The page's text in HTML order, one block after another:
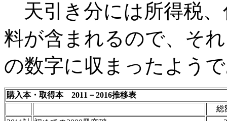
天引き分には所得税、
料が含まれるので、そ
の数字に収まったよう
購入本・取得本 2011－2016推移表